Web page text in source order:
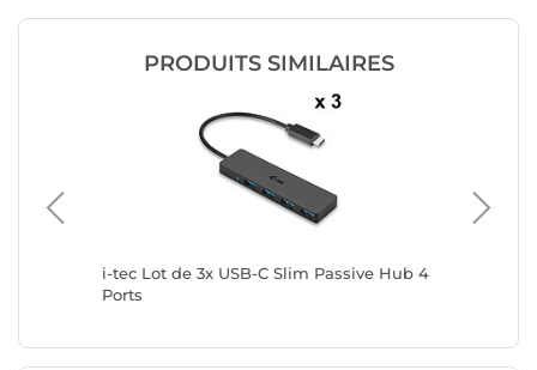
PRODUITS SIMILAIRES
i-tec Lot de 3x USB-C Slim Passive Hub 4
Ports